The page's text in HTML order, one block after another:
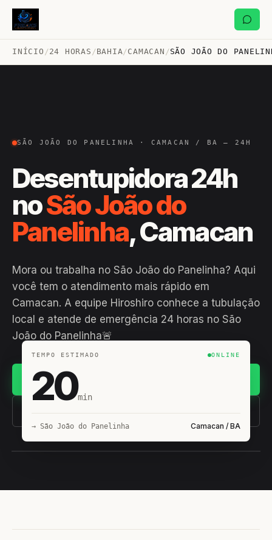
INÍCIO /24 HORAS /BAHIA/CAMACAN /SÃO JOÃO DO
SÃO JOÃO DO PANELINHA · CAMACAN / BA — 24H
Desentupidora 24h
noSão João do
Panelinha, Camacan
Mora ou trabalha no São João do Panelinha? Aqui
você tem o atendimento mais rápido em
Camacan. A equipe Hiroshiro conhece a tubulação
local e atende de emergência 24 horas no São
João do Panelinha🚨
(11) 93407-8838
TEMPO ESTIMADO ONLINE
20min
→ São João do Panelinha Camacan / BA